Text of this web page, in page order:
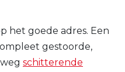
het goede adres. Een
gestoorde,
schitterende